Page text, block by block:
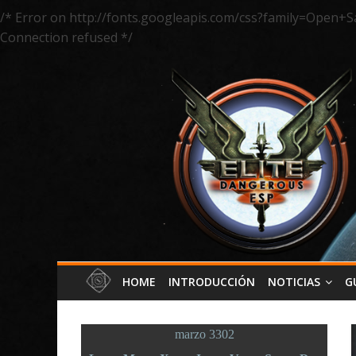
/* Error on http://fonts.googleapis.com/
Connection refused */
HOME INTRODUCCIÓN NOTICIAS
marzo 3302